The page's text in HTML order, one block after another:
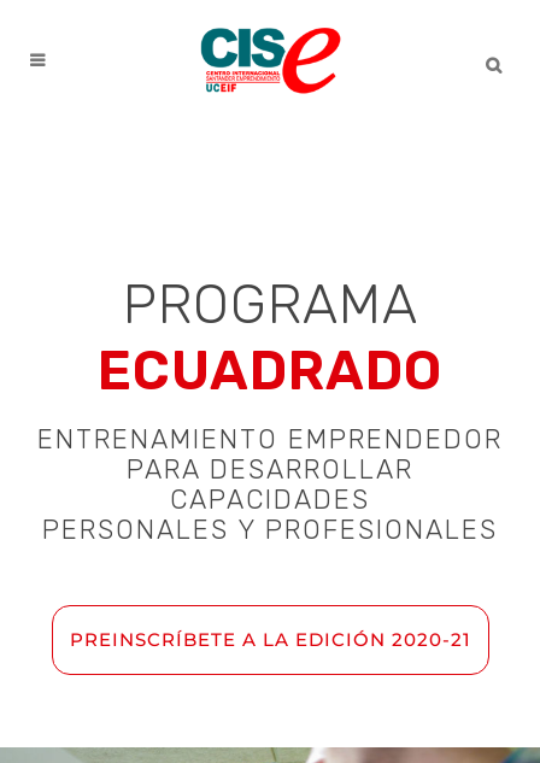
PROGRAMA
ECUADRADO
ENTRENAMIENTO EMPRENDEDOR
PARA DESARROLLAR
CAPACIDADES
PERSONALES Y PROFESIONALES
PREINSCRÍBETE A LA EDICIÓN 2020-21